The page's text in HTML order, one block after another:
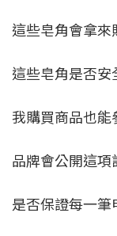
這些皂角會拿來
這些皂角是否安
我購買商品也能
品牌會公開這項
是否保證每一筆